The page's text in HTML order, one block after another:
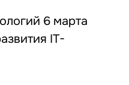
6 марта
IT-